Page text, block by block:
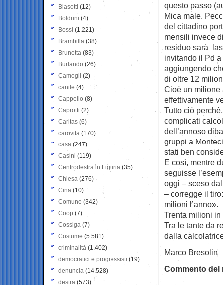
questo passo
Mica male.
del cittadino
mensili invece
residuo sarà
invitando il Pd a
aggiungendo
di oltre 12
Cioè un milione
effettivamente
Tutto ciò
complicati
dell’annoso
gruppi a
stati ben
E così, mentre
seguisse
oggi – sceso
– corregge il
milioni l’anno».
Trenta milioni in
Tra le tante da
dalla
Marco Bresolin
Commento del
Biasotti (12)
Boldrini (4)
Bossi (1.221)
Brambilla (38)
Brunetta (83)
Burlando (26)
Camogli (2)
canile (4)
Cappello (8)
Caprotti (2)
Caritas (6)
carovita (170)
casa (247)
Casini (119)
Centrodestra in Liguria (35)
Chiesa (276)
Cina (10)
Comune (342)
Coop (7)
Cossiga (7)
Costume (5.581)
criminalità (1.402)
democratici e progressisti (19)
denuncia (14.528)
destra (573)